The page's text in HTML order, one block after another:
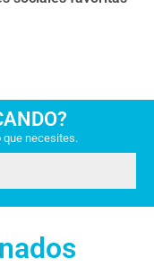
que necesites.